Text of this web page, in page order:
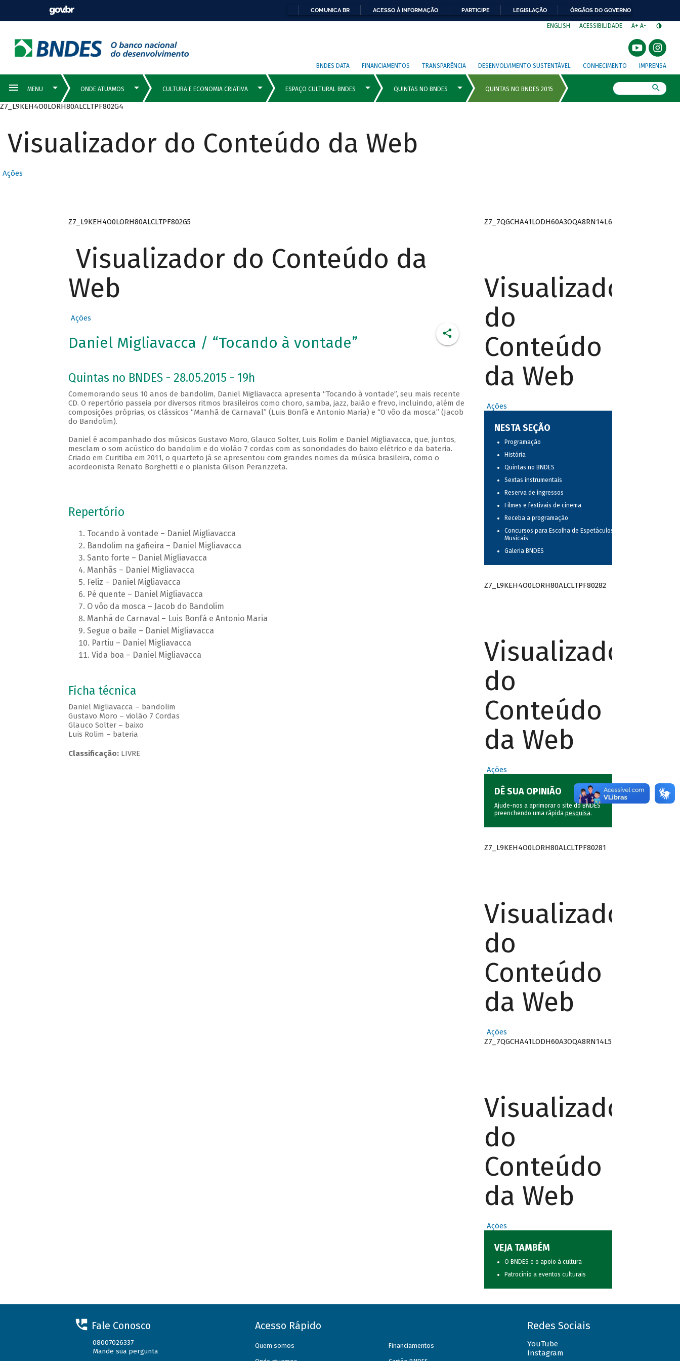
COMUNICA BR ACESSO À INFORMAÇÃO PARTICIPE LEGISLAÇÃO ÓRGÃOS DO GOVERNO
ENGLISH ACESSIBILIDADE A+ A-
BNDES DATA FINANCIAMENTOS TRANSPARÊNCIA DESENVOLVIMENTO SUSTENTÁVEL CONHECIMENTO IMPRENSA
Z7_L9KEH4O0LORH80ALCLTPF802G4
Visualizador do Conteúdo da Web
Ações
Z7_L9KEH4O0LORH80ALCLTPF802G5
Visualizador do Conteúdo da
Web
Ações
Daniel Migliavacca / “Tocando à vontade”
Quintas no BNDES - 28.05.2015 - 19h
Comemorando seus 10 anos de bandolim, Daniel Migliavacca apresenta “Tocando à vontade”, seu mais recente
CD. O repertório passeia por diversos ritmos brasileiros como choro, samba, jazz, baião e frevo, incluindo, além de
composições próprias, os clássicos “Manhã de Carnaval” (Luis Bonfá e Antonio Maria) e “O vôo da mosca” (Jacob
do Bandolim).
Daniel é acompanhado dos músicos Gustavo Moro, Glauco Solter, Luis Rolim e Daniel Migliavacca, que, juntos,
mesclam o som acústico do bandolim e do violão 7 cordas com as sonoridades do baixo elétrico e da bateria.
Criado em Curitiba em 2011, o quarteto já se apresentou com grandes nomes da música brasileira, como o
acordeonista Renato Borghetti e o pianista Gilson Peranzzeta.
Repertório
Tocando à vontade – Daniel Migliavacca
Bandolim na gafieira – Daniel Migliavacca
Santo forte – Daniel Migliavacca
Manhãs – Daniel Migliavacca
Feliz – Daniel Migliavacca
Pé quente – Daniel Migliavacca
O vôo da mosca – Jacob do Bandolim
Manhã de Carnaval – Luis Bonfá e Antonio Maria
Segue o baile – Daniel Migliavacca
Partiu – Daniel Migliavacca
Vida boa – Daniel Migliavacca
Ficha técnica
Daniel Migliavacca – bandolim
Gustavo Moro – violão 7 Cordas
Glauco Solter – baixo
Luis Rolim – bateria
Classificação:LIVRE
Z7_7QGCHA41LODH60A3OQA8RN14L6
Visualizador
do
Conteúdo
da Web
Ações
NESTA SEÇÃO
Programação
História
Quintas no BNDES
Sextas instrumentais
Reserva de ingressos
Filmes e festivais de cinema
Receba a programação
Concursos para Escolha de Espetáculos
Musicais
Galeria BNDES
Z7_L9KEH4O0LORH80ALCLTPF80282
Visualizador
do
Conteúdo
da Web
Ações
DÊ SUA OPINIÃO
Ajude-nos a aprimorar o site do BNDES
preenchendo uma rápida pesquisa.
Z7_L9KEH4O0LORH80ALCLTPF80281
Visualizador
do
Conteúdo
da Web
Ações
Z7_7QGCHA41LODH60A3OQA8RN14L5
Visualizador
do
Conteúdo
da Web
Ações
VEJA TAMBÉM
O BNDES e o apoio à cultura
Patrocínio a eventos culturais
Fale Conosco
08007026337
Mande sua pergunta
Acesso Rápido
Quem somos Financiamentos
Redes Sociais
YouTube
Instagram